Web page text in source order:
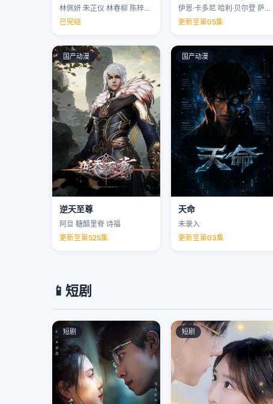
林佩妍 朱芷仪 林春柳 陈梓聪 …
已完结
伊恩·卡多尼 哈利·贝尔登 萨拉·乔克 克里斯·帕内尔 …
更新至第05集
国产动漫
逆天至尊
阿旦 糖醋里脊 诗福
更新至第525集
国产动漫
天命
未录入
更新至第03集
📱 短剧
短剧 短剧